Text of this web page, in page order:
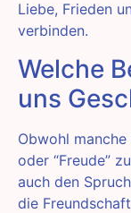
Liebe, Frieden
verbinden.
Welche
uns
Obwohl
oder “Freude”
auch den
die